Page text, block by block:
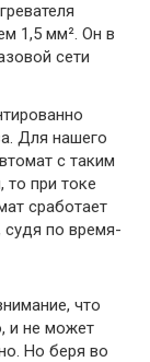
1,5 мм². Он в
сети
Для нашего
с таким
при токе
сработает
судя по время-
что
и не может
Но беря во